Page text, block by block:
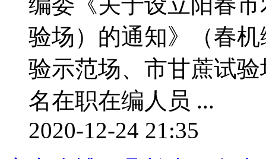
验场）的通知》（春
验示范场、市甘蔗试
名在职在编人员 ...
2020-12-24 21:35